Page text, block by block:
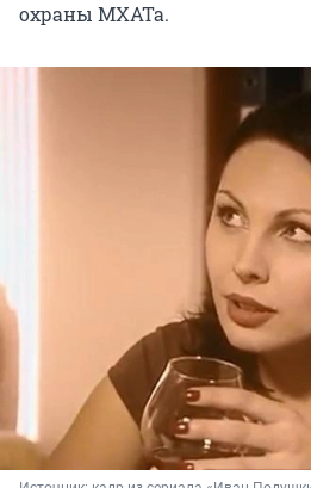
охраны МХАТа.